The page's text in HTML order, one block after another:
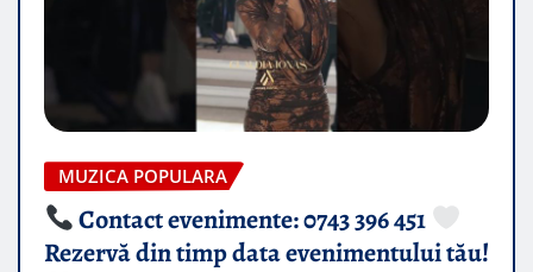
MUZICA POPULARA
Contact evenimente: 0743 396 451
Rezervă din timp data evenimentului tău!